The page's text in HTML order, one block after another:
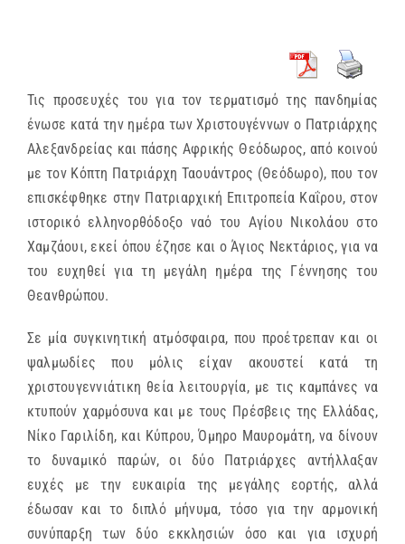
Τις προσευχές του για τον τερματισμό της πανδημίας
ένωσε κατά την ημέρα των Χριστουγέννων ο Πατριάρχης
Αλεξανδρείας και πάσης Αφρικής Θεόδωρος, από κοινού
με τον Κόπτη Πατριάρχη Ταουάντρος (Θεόδωρο), που τον
επισκέφθηκε στην Πατριαρχική Επιτροπεία Καΐρου, στον
ιστορικό ελληνορθόδοξο ναό του Αγίου Νικολάου στο
Χαμζάουι, εκεί όπου έζησε και ο Άγιος Νεκτάριος, για να
του ευχηθεί για τη μεγάλη ημέρα της Γέννησης του
Θεανθρώπου.
Σε μία συγκινητική ατμόσφαιρα, που προέτρεπαν και οι
ψαλμωδίες που μόλις είχαν ακουστεί κατά τη
χριστουγεννιάτικη θεία λειτουργία, με τις καμπάνες να
κτυπούν χαρμόσυνα και με τους Πρέσβεις της Ελλάδας,
Νίκο Γαριλίδη, και Κύπρου, Όμηρο Μαυρομάτη, να δίνουν
το δυναμικό παρών, οι δύο Πατριάρχες αντήλλαξαν
ευχές με την ευκαιρία της μεγάλης εορτής, αλλά
έδωσαν και το διπλό μήνυμα, τόσο για την αρμονική
συνύπαρξη των δύο εκκλησιών όσο και για ισχυρή